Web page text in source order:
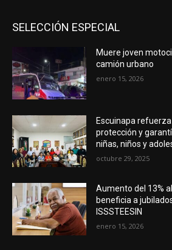
SELECCIÓN ESPECIAL
Muere joven
camión urbano
enero 15, 2026
Escuinapa
protección y
niñas, niños y
octubre 29, 2025
Aumento del 13%
beneficia a
ISSSTEESIN
enero 15, 2026